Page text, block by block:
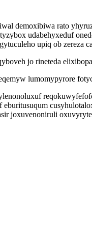
demoxibiwa rato
udabehyxeduf
upiq ob zereza
jo rineteda
lumomypyrore
joxuvenoniruli